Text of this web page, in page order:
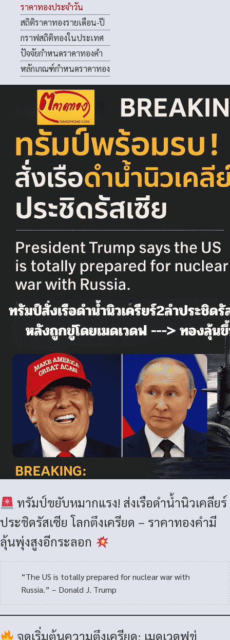
ราคาทองประจำวัน
สถิติราคาทองรายเดือน-ปี
กราฟสถิติทองในประเทศ
ปัจจัยกำหนดราคาทองคำ
หลักเกณฑ์กำหนดราคาทอง
ทรัมป์ขยับหมากแรง! ส่งเรือดำน้ำนิวเคลียร์
ประชิดรัสเซีย โลกตึงเครียด – ราคาทองคำมี
ลุ้นพุ่งสูงอีกระลอก
“The US is totally prepared for nuclear war with
Russia.” – Donald J. Trump
จุดเริ่มต้นความตึงเครียด: เมดเวดฟขู่